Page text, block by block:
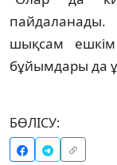
шықсам ешкім
бұйымдары да
БӨЛІСУ: